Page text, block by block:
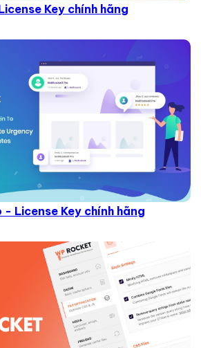
Key chính hãng
License Key chính hãng